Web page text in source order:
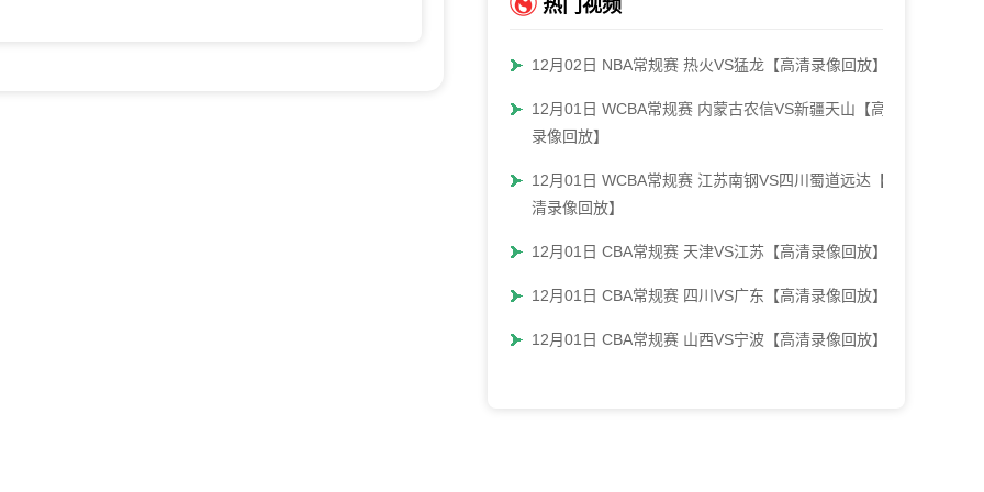
热门视频
12月02日 NBA常规赛 热火VS猛龙【高清录像回放】
12月01日 WCBA常规赛 内蒙古农信VS新疆天山【高清
录像回放】
12月01日 WCBA常规赛 江苏南钢VS四川蜀道远达【高
清录像回放】
12月01日 CBA常规赛 天津VS江苏【高清录像回放】
12月01日 CBA常规赛 四川VS广东【高清录像回放】
12月01日 CBA常规赛 山西VS宁波【高清录像回放】